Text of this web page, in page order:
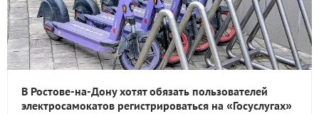
В Ростове-на-Дону хотят обязать пользователей
электросамокатов регистрироваться на «Госуслугах»